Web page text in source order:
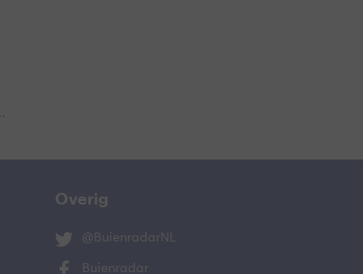
Overig
@BuienradarNL
Buienradar